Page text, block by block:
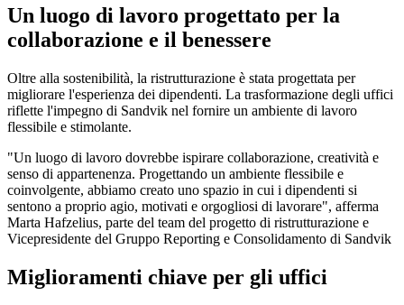
Un luogo di lavoro progettato per la
collaborazione e il benessere
Oltre alla sostenibilità, la ristrutturazione è stata progettata per
migliorare l'esperienza dei dipendenti. La trasformazione degli uffici
riflette l'impegno di Sandvik nel fornire un ambiente di lavoro
flessibile e stimolante.
"Un luogo di lavoro dovrebbe ispirare collaborazione, creatività e
senso di appartenenza. Progettando un ambiente flessibile e
coinvolgente, abbiamo creato uno spazio in cui i dipendenti si
sentono a proprio agio, motivati e orgogliosi di lavorare", afferma
Marta Hafzelius, parte del team del progetto di ristrutturazione e
Vicepresidente del Gruppo Reporting e Consolidamento di Sandvik
Miglioramenti chiave per gli uffici